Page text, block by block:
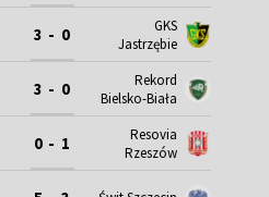
3 - 0
GKS
Jastrzębie
3 - 0
Rekord
Bielsko-Biała
0 - 1
Resovia
Rzeszów